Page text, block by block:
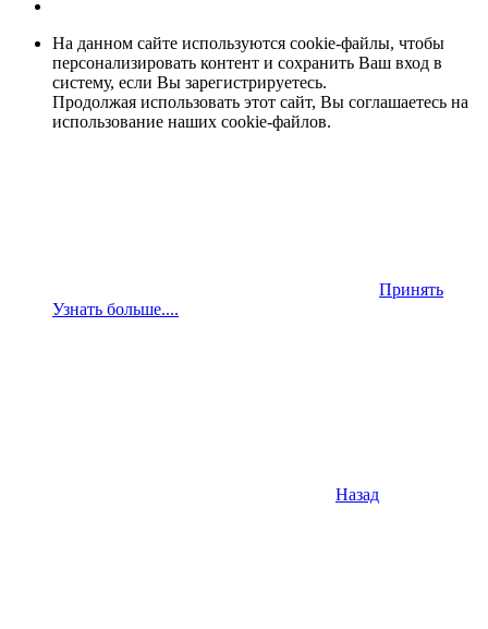
На данном сайте используются cookie-файлы, чтобы
персонализировать контент и сохранить Ваш вход в
систему, если Вы зарегистрируетесь.
Продолжая использовать этот сайт, Вы соглашаетесь на
использование наших cookie-файлов.
Принять
Узнать больше....
Назад